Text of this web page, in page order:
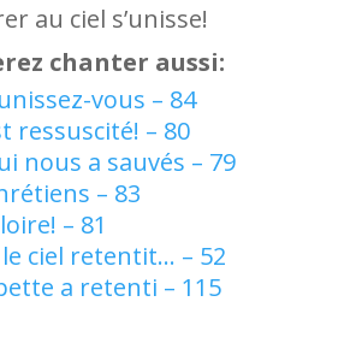
au ciel s’unisse!
chanter aussi:
vous – 84
ressuscité! – 80
nous a sauvés – 79
– 83
– 81
ciel retentit… – 52
a retenti – 115